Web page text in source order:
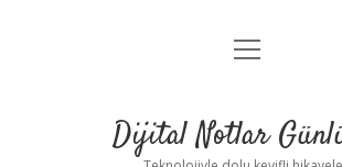
Anasayfa
Yasal Uyarı
menüyü
Dijital Notlar